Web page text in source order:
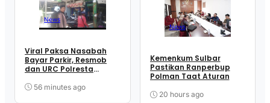
News
Viral Paksa Nasabah
Bayar Parkir, Resmob
dan URC Polresta
Juru Parkir
56 minutes ago
News
Kemenkum Sulbar
Pastikan Ranperbup
Polman Taat Aturan
20 hours ago